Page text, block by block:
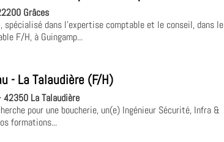
Grâces
spécialisé dans l'expertise comptable et le conseil, dans le
F/H, à Guingamp...
- La Talaudière (F/H)
42350 La Talaudière
pour une boucherie, un(e) Ingénieur Sécurité, Infra &
formations...